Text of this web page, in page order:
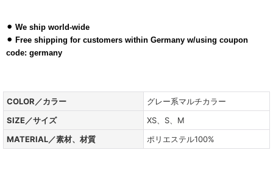
⚫︎ We ship world-wide
⚫︎ Free shipping for customers within Germany w/using coupon
code: germany
COLOR／カラー
グレー系マルチカラー
SIZE／サイズ
XS、S、M
MATERIAL／素材、材質
ポリエステル100%